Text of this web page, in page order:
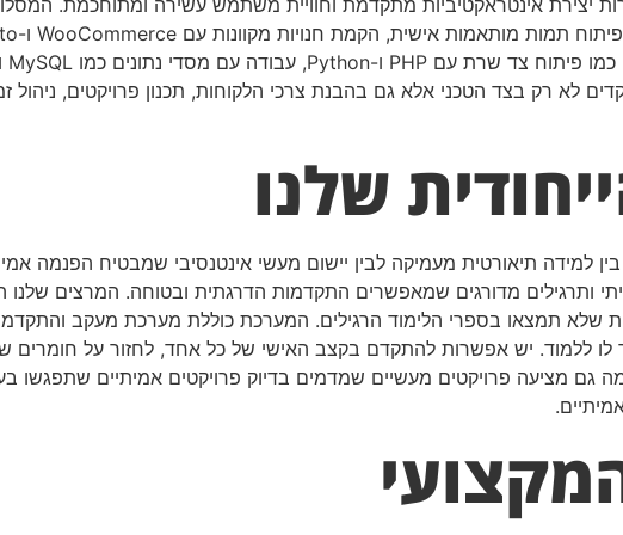
לא רק בצד הטכני אלא גם בהבנת צרכי הלקוחות, תכנון פרויקטים, ניהול
שלנו
תיאורטית מעמיקה לבין יישום מעשי אינטנסיבי שמבטיח הפנמה
ותרגילים מדורגים שמאפשרים התקדמות הדרגתית ובטוחה. המרצים שלנו
שלא תמצאו בספרי הלימוד הרגילים. המערכת כוללת מערכת מעקב
לו ללמוד. יש אפשרות להתקדם בקצב האישי של כל אחד, לחזור על חומרים
גם מציעה פרויקטים מעשיים שמדמים בדיוק פרויקטים אמיתיים שתפגשו